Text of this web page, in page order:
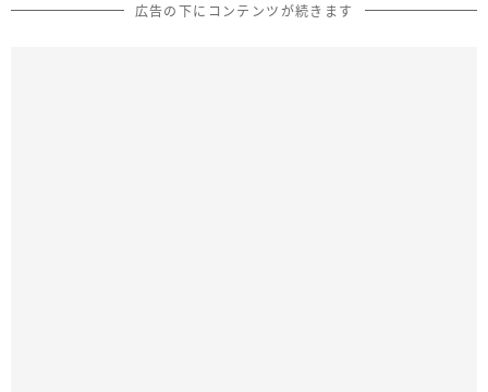
広告の下にコンテンツが続きます